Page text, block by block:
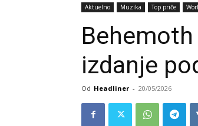
Aktuelno Muzika Top priče
izdanje
Od Headliner - 20/05/2026